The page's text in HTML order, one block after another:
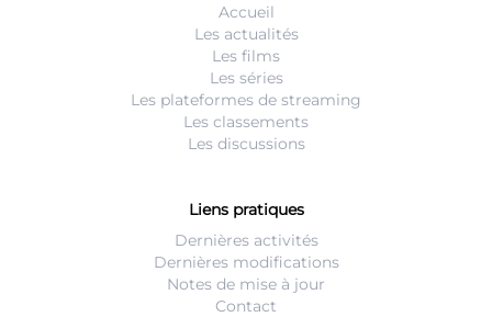
Accueil
Les actualités
Les films
Les séries
Les plateformes de streaming
Les classements
Les discussions
Liens pratiques
Dernières activités
Dernières modifications
Notes de mise à jour
Contact